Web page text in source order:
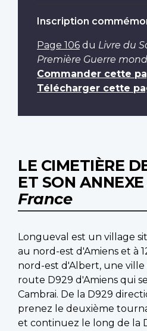
Inscription
Page 106 du Livre du
Première Guerre
Commander cette
Télécharger cette
LE CIMETIÈRE
ET SON ANNEXE
France
Longueval est un village
au nord-est d'Amiens et à
nord-est d'Albert, une
route D929 d'Amiens qui
Cambrai. De la D929
prenez le deuxième
et continuez le long de la